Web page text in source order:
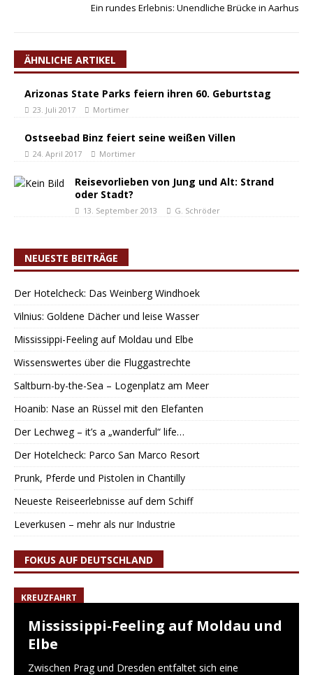
Ein rundes Erlebnis: Unendliche Brücke in Aarhus
ÄHNLICHE ARTIKEL
Arizonas State Parks feiern ihren 60. Geburtstag
23. Juli 2017 Mortimer
Ostseebad Binz feiert seine weißen Villen
24. April 2017 Mortimer
Reisevorlieben von Jung und Alt: Strand
oder Stadt?
13. September 2013 G. Schröder
NEUESTE BEITRÄGE
Der Hotelcheck: Das Weinberg Windhoek
Vilnius: Goldene Dächer und leise Wasser
Mississippi-Feeling auf Moldau und Elbe
Wissenswertes über die Fluggastrechte
Saltburn-by-the-Sea – Logenplatz am Meer
Hoanib: Nase an Rüssel mit den Elefanten
Der Lechweg – it’s a „wanderful“ life…
Der Hotelcheck: Parco San Marco Resort
Prunk, Pferde und Pistolen in Chantilly
Neueste Reiseerlebnisse auf dem Schiff
Leverkusen – mehr als nur Industrie
FOKUS AUF DEUTSCHLAND
KREUZFAHRT
Mississippi-Feeling auf Moldau und
Elbe
Zwischen Prag und Dresden entfaltet sich eine